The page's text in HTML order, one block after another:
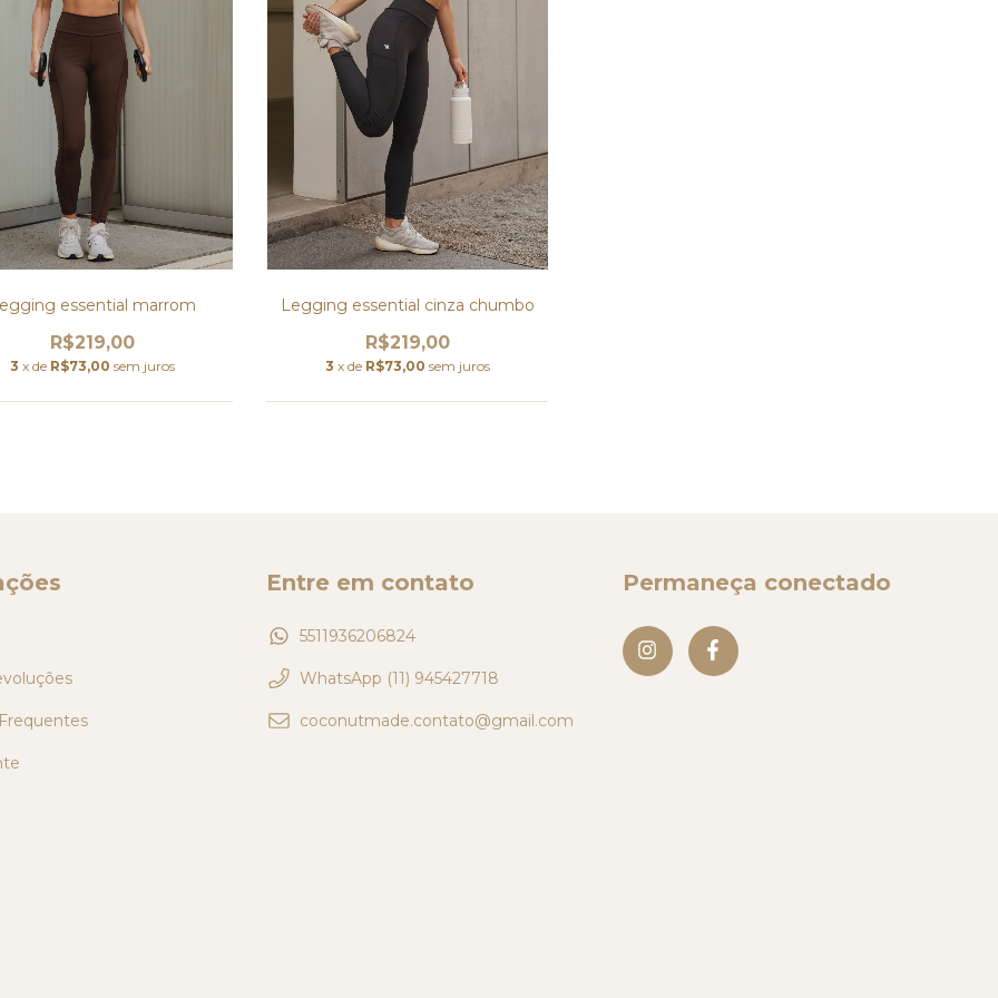
essential marrom
R$219,00
3 x de R$73,00 sem juros
Legging essential cinza chumbo
R$219,00
3 x de R$73,00 sem juros
Entre em contato
5511936206824
WhatsApp (11) 945427718
coconutmade.contato@gmail.com
Permaneça conectado